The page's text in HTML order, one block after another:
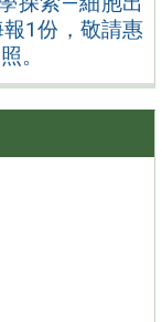
1份，敬請惠
。